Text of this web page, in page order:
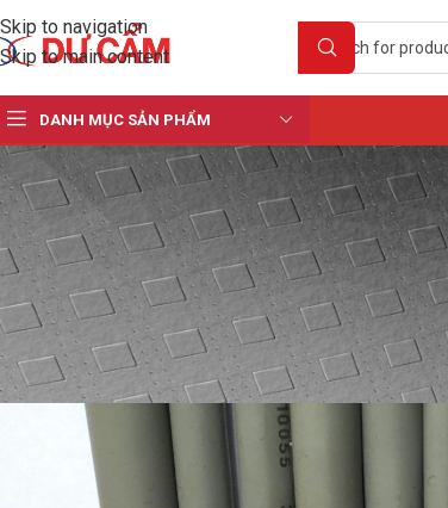
Skip to navigation
Skip to main content
DANH MỤC SẢN PHẨM
Cáp Điều Khiển Altek Kabel